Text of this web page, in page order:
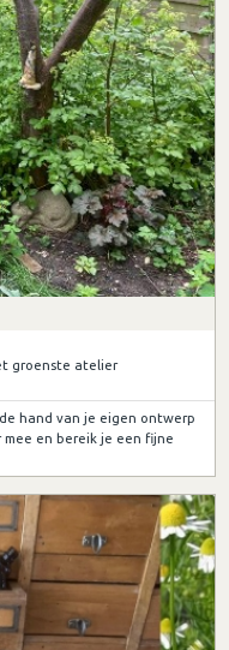
groenste atelier
hand van je eigen ontwerp
en bereik je een fijne